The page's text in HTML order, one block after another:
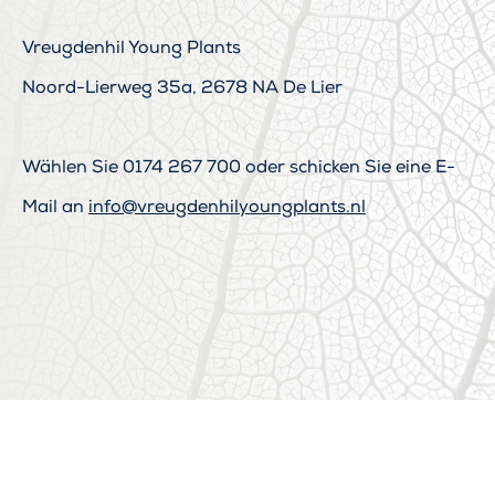
Vreugdenhil Young Plants
Noord-Lierweg 35a, 2678 NA De Lier
Wählen Sie 0174 267 700 oder schicken Sie eine E-
Mail an info@vreugdenhilyoungplants.nl